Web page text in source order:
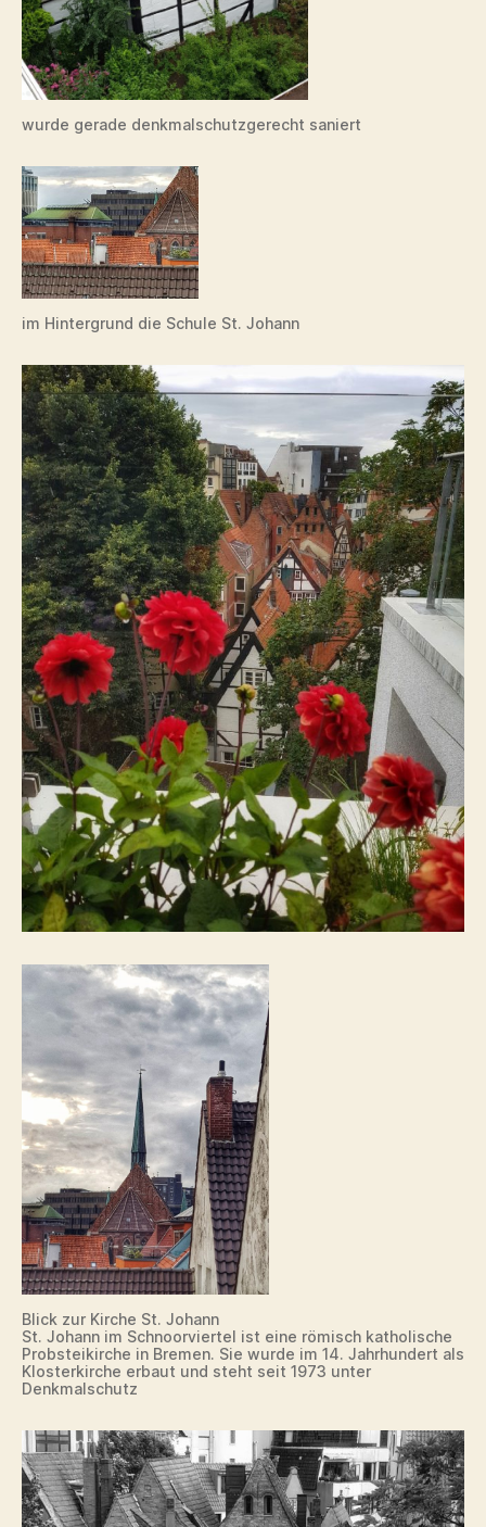
wurde gerade denkmalschutzgerecht saniert
im Hintergrund die Schule St. Johann
Blick zur Kirche St. Johann
St. Johann im Schnoorviertel ist eine römisch katholische
Probsteikirche in Bremen. Sie wurde im 14. Jahrhundert als
Klosterkirche erbaut und steht seit 1973 unter
Denkmalschutz